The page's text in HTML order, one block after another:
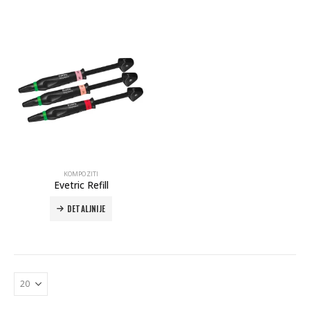
KOMPOZITI
Evetric Refill
DETALJNIJE